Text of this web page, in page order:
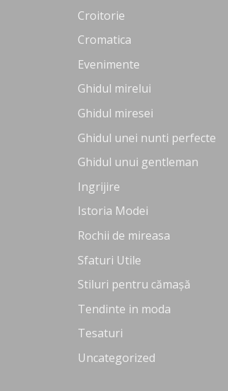
Croitorie
Cromatica
Evenimente
Ghidul mirelui
Ghidul miresei
Ghidul unei nunti perfecte
Ghidul unui gentleman
Ingrijire
Istoria Modei
Rochii de mireasa
Sfaturi Utile
Stiluri pentru cămașă
Tendinte in moda
Tesaturi
Uncategorized